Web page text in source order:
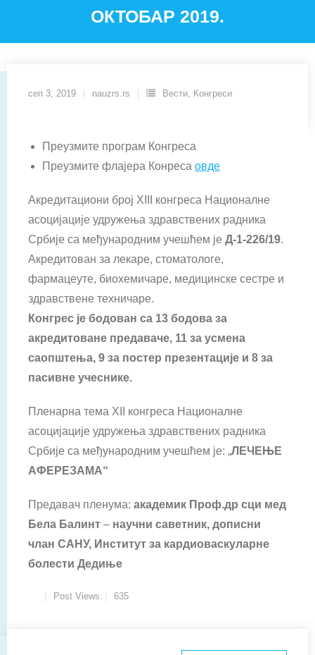
ОКТОБАР 2019.
сеп 3, 2019 nauzrs.rs Вести, Конгреси
Преузмите програм Конгреса
Преузмите флајера Конреса овде
Акредитациони број XIII конгреса Националне
асоцијације удружења здравствених радника
Србије са међународним учешћем је Д-1-226/19.
Акредитован за лекаре, стоматологе,
фармацеуте, биохемичаре, медицинске сестре и
здравствене техничаре.
Конгрес је бодован са 13 бодова за
акредитоване предаваче, 11 за усмена
саопштења, 9 за постер презентације и 8 за
пасивне учеснике.
Пленарна тема XII конгреса Националне
асоцијације удружења здравствених радника
Србије са међународним учешћем је: „ЛЕЧЕЊЕ
АФЕРЕЗАМА“
Предавач пленума: академик Проф.др сци мед
Бела Балинт – научни саветник, дописни
члан САНУ, Институт за кардиоваскуларне
болести Дедиње
Post Views: 635